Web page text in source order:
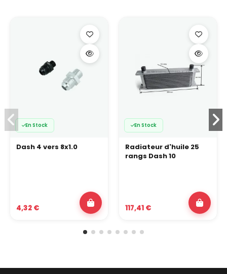
En Stock
Dash 4 vers 8x1.0
4,32 €
En Stock
Radiateur d'huile 25
rangs Dash 10
117,41 €